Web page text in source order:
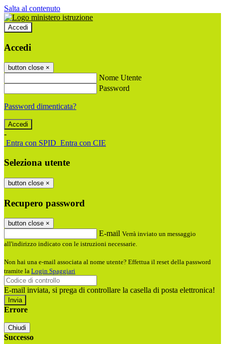
Salta al contenuto
Accedi
Accedi
button close ×
Nome Utente
Password
Password dimenticata?
-
Entra con SPID Entra con CIE
Seleziona utente
button close ×
Recupero password
button close ×
E-mail Verrà inviato un messaggio
all'indirizzo indicato con le istruzioni necessarie.
Non hai una e-mail associata al nome utente? Effettua il reset della password
tramite la Login Spaggiari
E-mail inviata, si prega di controllare la casella di posta elettronica!
Errore
Chiudi
Successo